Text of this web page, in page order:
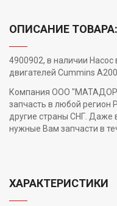
ОПИСАНИЕ ТОВАРА:
4900902, в наличии
двигателей Cummins
Компания ООО "МАТАДОР
запчасть в любой регион
другие страны СНГ. Даже
нужные Вам запчасти в
ХАРАКТЕРИСТИКИ